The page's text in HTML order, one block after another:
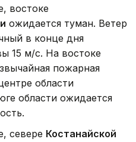
востоке
ожидается туман. Ветер
в конце дня
15 м/с. На востоке
пожарная
области
области ожидается
севере Костанайской